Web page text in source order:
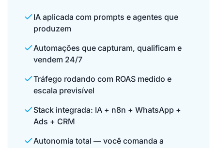
IA aplicada com prompts e agentes que
produzem
Automações que capturam, qualificam e
vendem 24/7
Tráfego rodando com ROAS medido e
escala previsível
Stack integrada: IA + n8n + WhatsApp +
Ads + CRM
Autonomia total — você comanda a